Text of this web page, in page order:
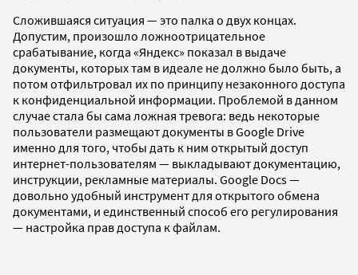
Сложившаяся ситуация — это палка о двух концах.
Допустим, произошло ложноотрицательное
срабатывание, когда «Яндекс» показал в выдаче
документы, которых там в идеале не должно было быть, а
потом отфильтровал их по принципу незаконного доступа
к конфиденциальной информации. Проблемой в данном
случае стала бы сама ложная тревога: ведь некоторые
пользователи размещают документы в Google Drive
именно для того, чтобы дать к ним открытый доступ
интернет-пользователям — выкладывают документацию,
инструкции, рекламные материалы. Google Docs —
довольно удобный инструмент для открытого обмена
документами, и единственный способ его регулирования
— настройка прав доступа к файлам.